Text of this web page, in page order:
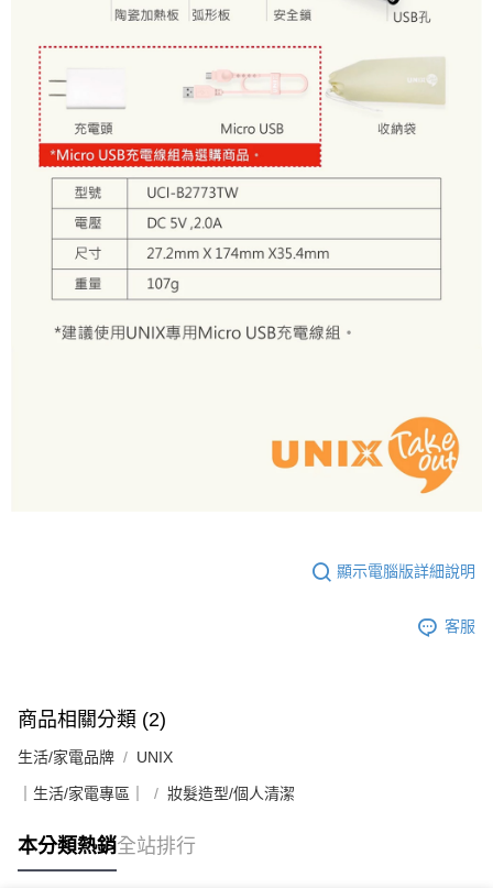
顯示電腦版詳細說明
客服
商品相關分類 (2)
生活/家電品牌 UNIX
｜生活/家電專區｜ 妝髮造型/個人清潔
本分類熱銷全站排行